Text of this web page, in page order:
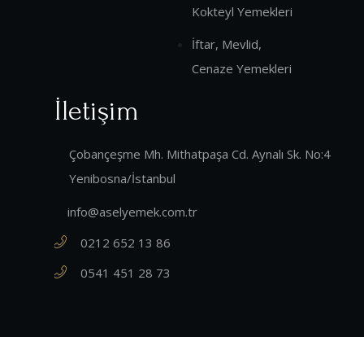
Kokteyl Yemekleri
İftar, Mevlid,
Cenaze Yemekleri
İletişim
Çobançeşme Mh. Mithatpaşa Cd. Aynalı Sk. No:4
Yenibosna/İstanbul
info@aselyemek.com.tr
0212 652 13 86
0541 451 28 73